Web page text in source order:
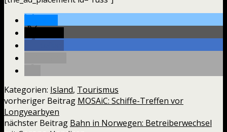
Kategorien: Island, Tourismus
vorheriger Beitrag MOSAiC: Schiffe-Treffen vor
Longyearbyen
nächster Beitrag Bahn in Norwegen: Betreiberwechsel